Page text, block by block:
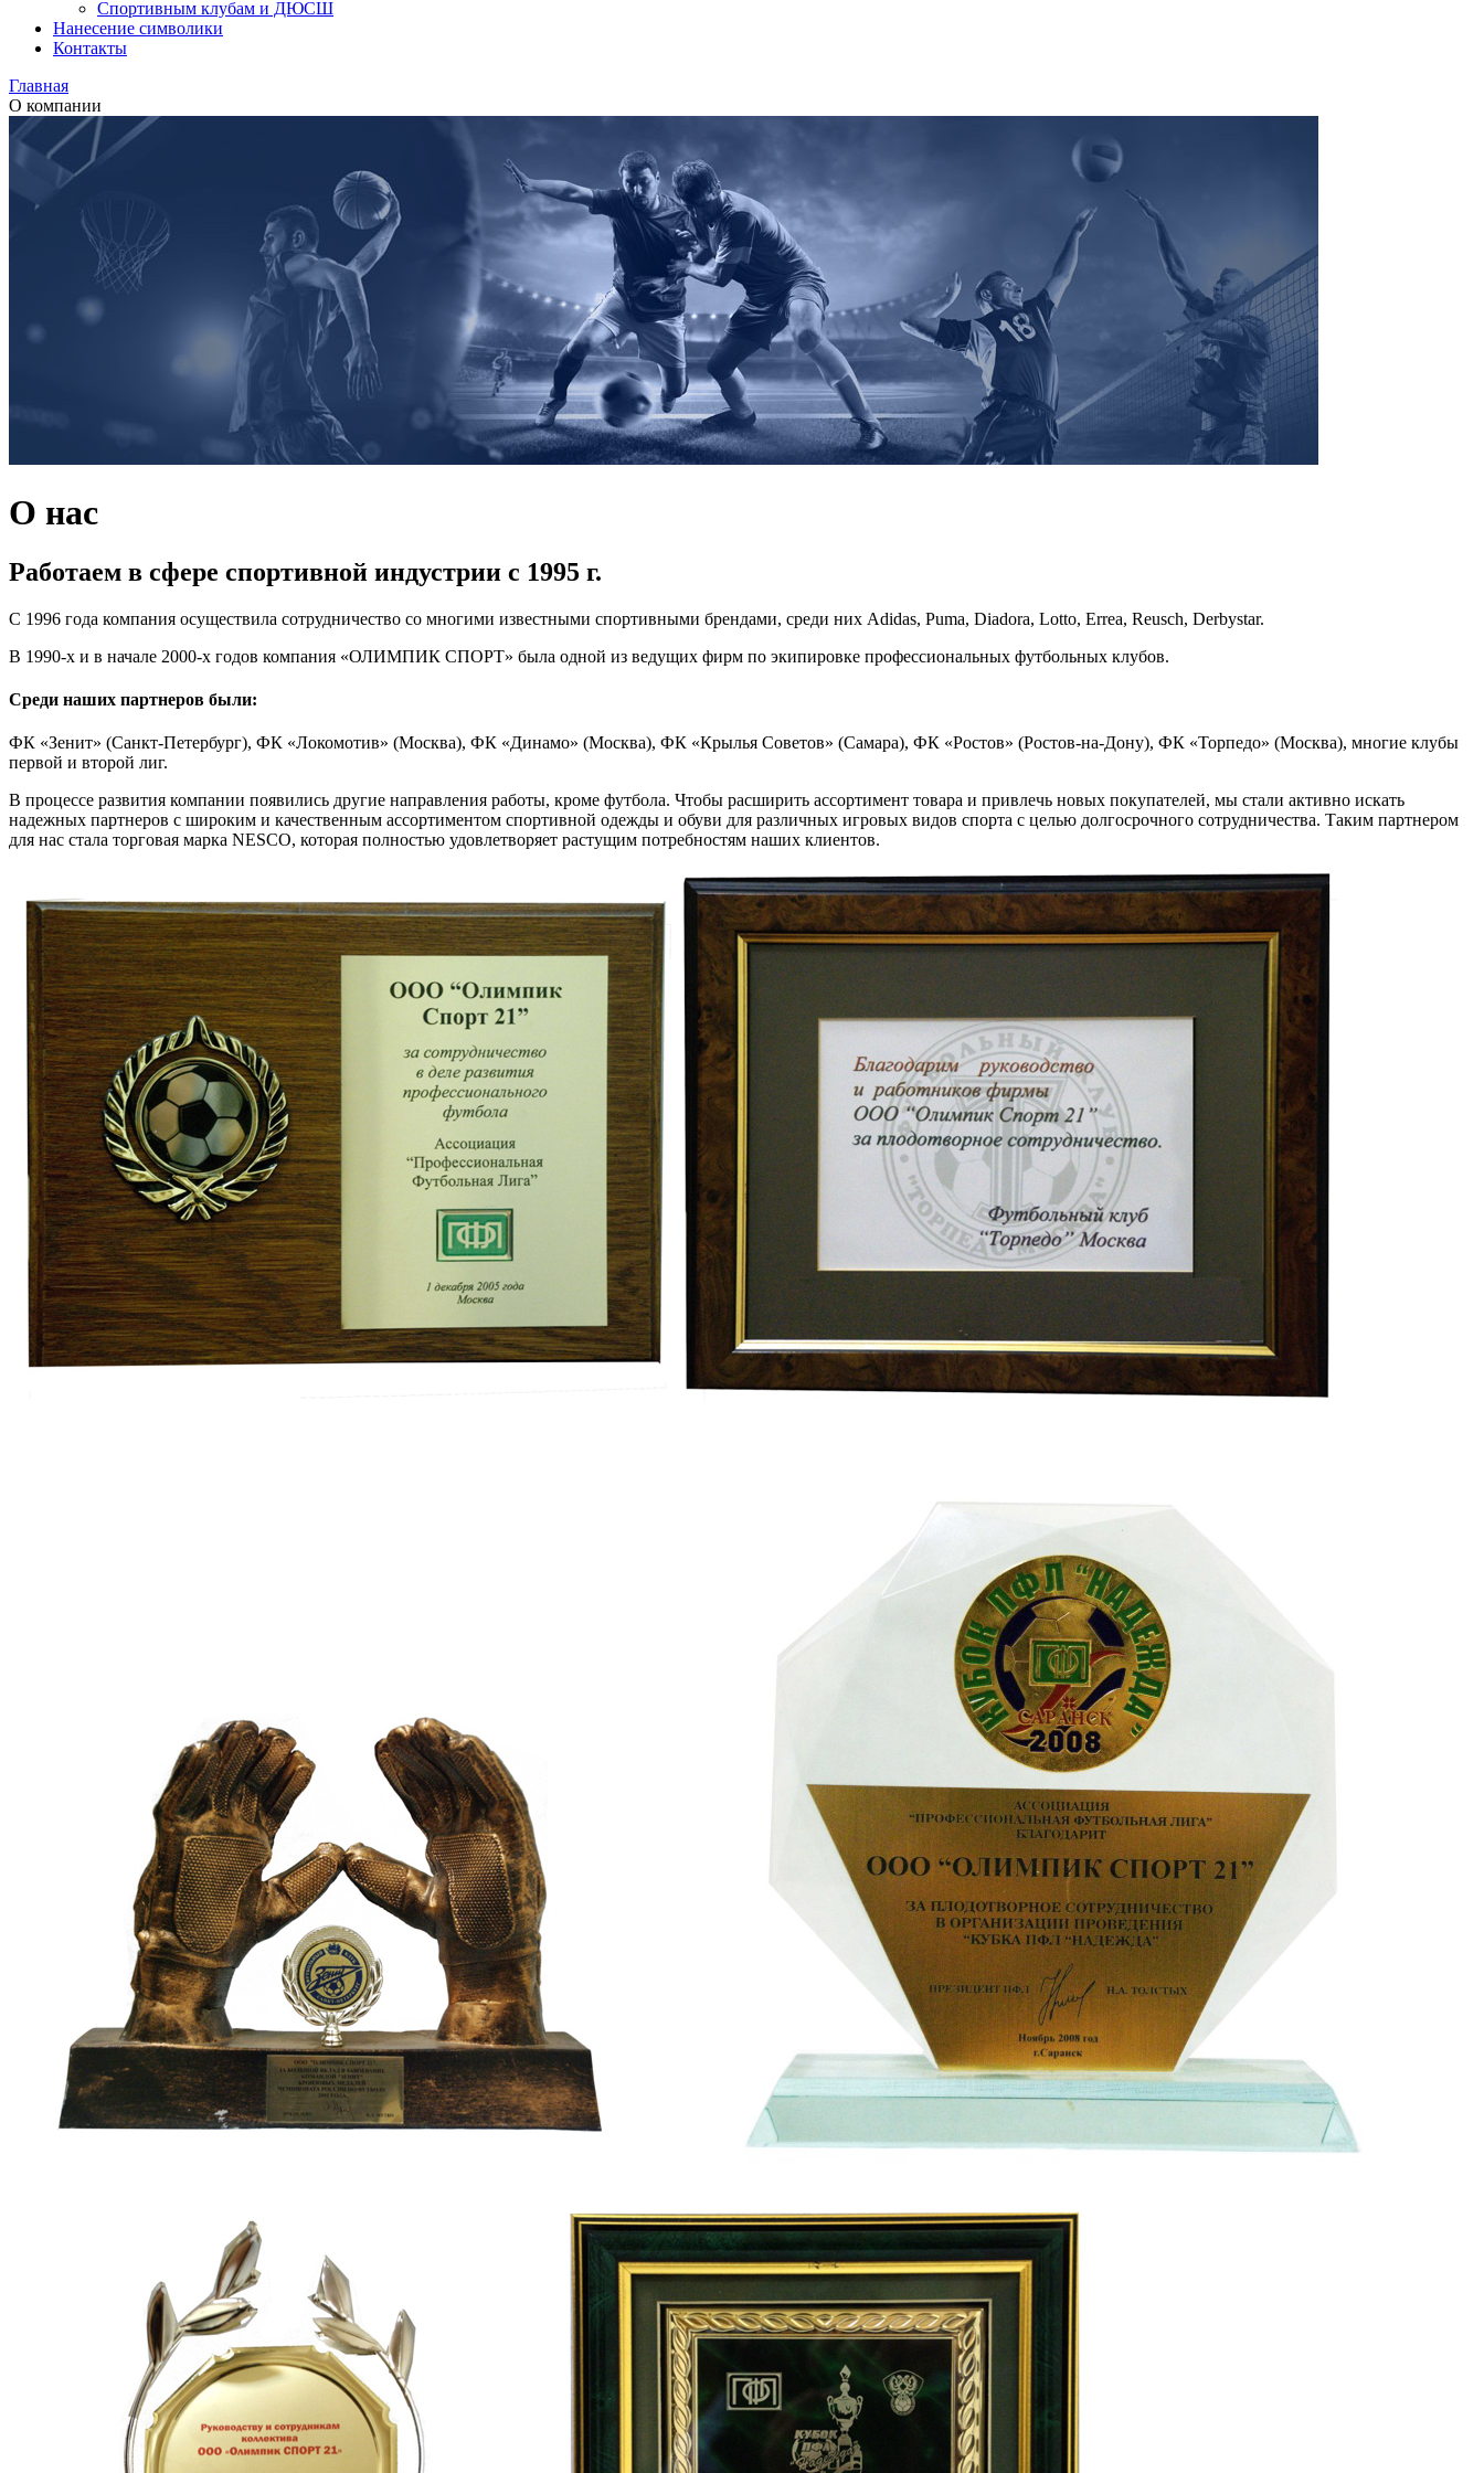
Спортивным клубам и ДЮСШ
Нанесение символики
Контакты
Главная
О компании
О нас
Работаем в сфере спортивной индустрии с 1995 г.
C 1996 года компания осуществила сотрудничество со многими известными спортивными брендами, среди них Adidas, Puma, Diadora, Lotto, Errea, Reusch, Derbystar.
В 1990-х и в начале 2000-х годов компания «ОЛИМПИК СПОРТ» была одной из ведущих фирм по экипировке профессиональных футбольных клубов.
Среди наших партнеров были:
ФК «Зенит» (Санкт-Петербург), ФК «Локомотив» (Москва), ФК «Динамо» (Москва), ФК «Крылья Советов» (Самара), ФК «Ростов» (Ростов-на-Дону), ФК «Торпедо» (Москва), многие клубы
первой и второй лиг.
В процессе развития компании появились другие направления работы, кроме футбола. Чтобы расширить ассортимент товара и привлечь новых покупателей, мы стали активно искать
надежных партнеров с широким и качественным ассортиментом спортивной одежды и обуви для различных игровых видов спорта с целью долгосрочного сотрудничества. Таким партнером
для нас стала торговая марка NESCO, которая полностью удовлетворяет растущим потребностям наших клиентов.